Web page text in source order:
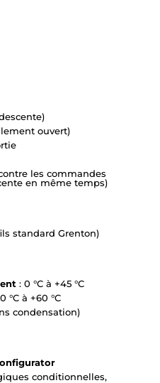
ouvert)
les commandes
en même temps)
standard Grenton)
: 0 °C à +45 °C
°C à +60 °C
condensation)
conditionnelles,